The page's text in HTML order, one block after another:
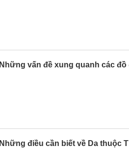
Những vấn đề xung quanh các đồ
Những điều cần biết về Da thuộc